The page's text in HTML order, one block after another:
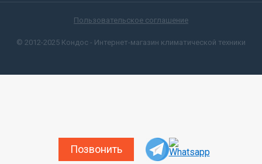
Позвонить
Пользовательское соглашение
© 2012-2025 Кондос - Интернет-магазин климатической техники